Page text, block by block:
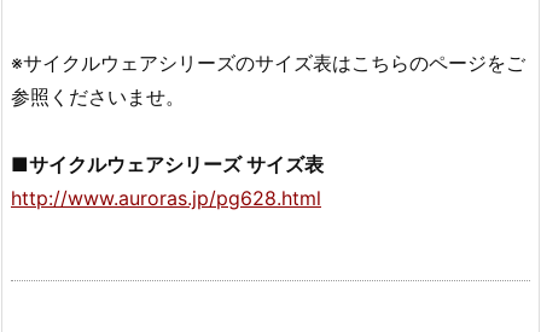
※サイクルウェアシリーズのサイズ表はこちらのページをご
参照くださいませ。
■サイクルウェアシリーズ サイズ表
http://www.auroras.jp/pg628.html